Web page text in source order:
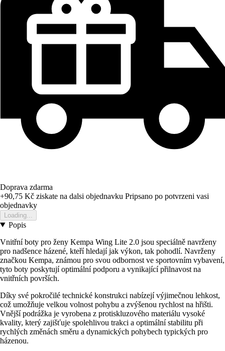
Doprava zdarma
+90,75 Kč ziskate na dalsi objednavku Pripsano po potvrzeni vasi
objednavky
Loading...
Popis
Vnitřní boty pro ženy Kempa Wing Lite 2.0 jsou speciálně navrženy
pro nadšence házené, kteří hledají jak výkon, tak pohodlí. Navrženy
značkou Kempa, známou pro svou odbornost ve sportovním vybavení,
tyto boty poskytují optimální podporu a vynikající přilnavost na
vnitřních površích.
Díky své pokročilé technické konstrukci nabízejí výjimečnou lehkost,
což umožňuje velkou volnost pohybu a zvýšenou rychlost na hřišti.
Vnější podrážka je vyrobena z protiskluzového materiálu vysoké
kvality, který zajišťuje spolehlivou trakci a optimální stabilitu při
rychlých změnách směru a dynamických pohybech typických pro
házenou.